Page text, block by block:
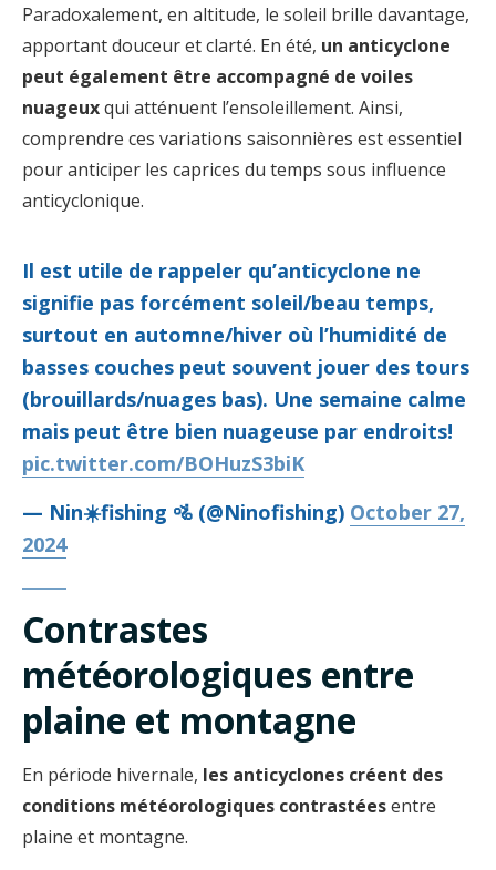
Paradoxalement, en altitude, le soleil brille davantage,
apportant douceur et clarté. En été, un anticyclone
peut également être accompagné de voiles
nuageuxqui atténuent l’ensoleillement. Ainsi,
comprendre ces variations saisonnières est essentiel
pour anticiper les caprices du temps sous influence
anticyclonique.
Il est utile de rappeler qu’anticyclone ne
signifie pas forcément soleil/beau temps,
surtout en automne/hiver où l’humidité de
basses couches peut souvent jouer des tours
(brouillards/nuages bas). Une semaine calme
mais peut être bien nuageuse par endroits!
pic.twitter.com/BOHuzS3biK
— Nin☀️fishing 🚵 (@Ninofishing) October 27,
2024
Contrastes
météorologiques entre
plaine et montagne
En période hivernale, les anticyclones créent des
conditions météorologiques contrastéesentre
plaine et montagne.